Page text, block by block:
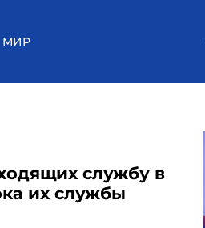
МИР
службу в
их службы